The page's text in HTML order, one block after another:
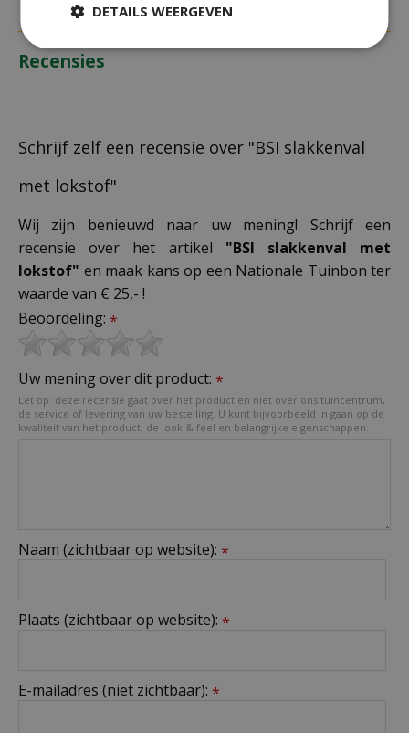
Recensies
Schrijf zelf een recensie over "BSI slakkenval
met lokstof"
Wij zijn benieuwd naar uw mening! Schrijf een
recensie over het artikel "BSI slakkenval met
lokstof" en maak kans op een Nationale Tuinbon ter
waarde van € 25,- !
Beoordeling: *
Uw mening over dit product: *
Let op: deze recensie gaat over het product en niet over ons tuincentrum,
de service of levering van uw bestelling. U kunt bijvoorbeeld in gaan op de
kwaliteit van het product, de look & feel en belangrijke eigenschappen.
Naam (zichtbaar op website): *
Plaats (zichtbaar op website): *
E-mailadres (niet zichtbaar): *
DETAILS WEERGEVEN